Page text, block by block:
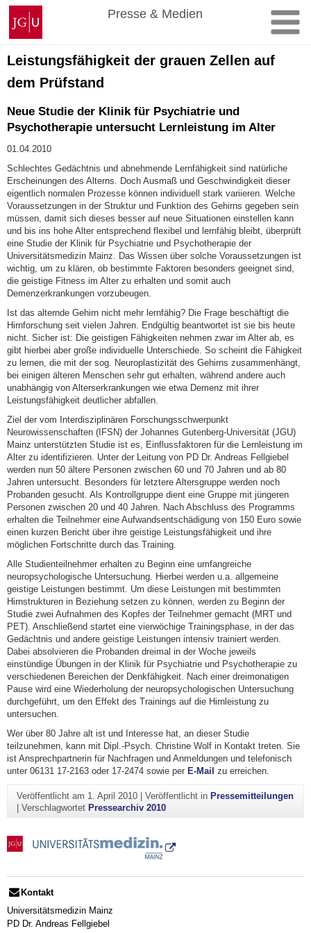
Zum
Inhalt
springen
Johannes
Gutenberg-
Universität
Mainz
Presse & Medien
Leistungsfähigkeit der grauen Zellen auf
dem Prüfstand
Neue Studie der Klinik für Psychiatrie und
Psychotherapie untersucht Lernleistung im Alter
01.04.2010
Schlechtes Gedächtnis und abnehmende Lernfähigkeit sind natürliche
Erscheinungen des Alterns. Doch Ausmaß und Geschwindigkeit dieser
eigentlich normalen Prozesse können individuell stark variieren. Welche
Voraussetzungen in der Struktur und Funktion des Gehirns gegeben sein
müssen, damit sich dieses besser auf neue Situationen einstellen kann
und bis ins hohe Alter entsprechend flexibel und lernfähig bleibt, überprüft
eine Studie der Klinik für Psychiatrie und Psychotherapie der
Universitätsmedizin Mainz. Das Wissen über solche Voraussetzungen ist
wichtig, um zu klären, ob bestimmte Faktoren besonders geeignet sind,
die geistige Fitness im Alter zu erhalten und somit auch
Demenzerkrankungen vorzubeugen.
Ist das alternde Gehirn nicht mehr lernfähig? Die Frage beschäftigt die
Hirnforschung seit vielen Jahren. Endgültig beantwortet ist sie bis heute
nicht. Sicher ist: Die geistigen Fähigkeiten nehmen zwar im Alter ab, es
gibt hierbei aber große individuelle Unterschiede. So scheint die Fähigkeit
zu lernen, die mit der sog. Neuroplastizität des Gehirns zusammenhängt,
bei einigen älteren Menschen sehr gut erhalten, während andere auch
unabhängig von Alterserkrankungen wie etwa Demenz mit ihrer
Leistungsfähigkeit deutlicher abfallen.
Ziel der vom Interdisziplinären Forschungsschwerpunkt
Neurowissenschaften (IFSN) der Johannes Gutenberg-Universität (JGU)
Mainz unterstützten Studie ist es, Einflussfaktoren für die Lernleistung im
Alter zu identifizieren. Unter der Leitung von PD Dr. Andreas Fellgiebel
werden nun 50 ältere Personen zwischen 60 und 70 Jahren und ab 80
Jahren untersucht. Besonders für letztere Altersgruppe werden noch
Probanden gesucht. Als Kontrollgruppe dient eine Gruppe mit jüngeren
Personen zwischen 20 und 40 Jahren. Nach Abschluss des Programms
erhalten die Teilnehmer eine Aufwandsentschädigung von 150 Euro sowie
einen kurzen Bericht über ihre geistige Leistungsfähigkeit und ihre
möglichen Fortschritte durch das Training.
Alle Studienteilnehmer erhalten zu Beginn eine umfangreiche
neuropsychologische Untersuchung. Hierbei werden u.a. allgemeine
geistige Leistungen bestimmt. Um diese Leistungen mit bestimmten
Hirnstrukturen in Beziehung setzen zu können, werden zu Beginn der
Studie zwei Aufnahmen des Kopfes der Teilnehmer gemacht (MRT und
PET). Anschließend startet eine vierwöchige Trainingsphase, in der das
Gedächtnis und andere geistige Leistungen intensiv trainiert werden.
Dabei absolvieren die Probanden dreimal in der Woche jeweils
einstündige Übungen in der Klinik für Psychiatrie und Psychotherapie zu
verschiedenen Bereichen der Denkfähigkeit. Nach einer dreimonatigen
Pause wird eine Wiederholung der neuropsychologischen Untersuchung
durchgeführt, um den Effekt des Trainings auf die Hirnleistung zu
untersuchen.
Wer über 80 Jahre alt ist und Interesse hat, an dieser Studie
teilzunehmen, kann mit Dipl.-Psych. Christine Wolf in Kontakt treten. Sie
ist Ansprechpartnerin für Nachfragen und Anmeldungen und telefonisch
unter 06131 17-2163 oder 17-2474 sowie per E-Mail zu erreichen.
Veröffentlicht am 1. April 2010| Veröffentlicht in Pressemitteilungen
| Verschlagwortet Pressearchiv 2010
Kontakt
Universitätsmedizin Mainz
PD Dr. Andreas Fellgiebel